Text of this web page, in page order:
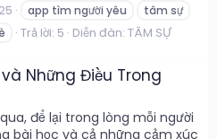
app tìm người yêu
tâm sự
Trả lời: 5 Diễn đàn: TÂM SỰ
Những Điều Trong
để lại trong lòng mỗi người
bài học và cả những cảm xúc